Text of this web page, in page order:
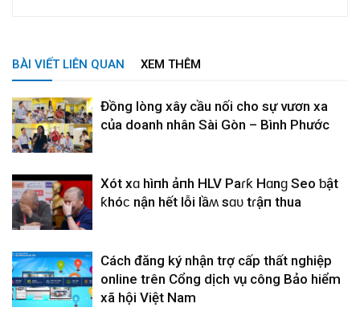
BÀI VIẾT LIÊN QUAN XEM THÊM
Đồng lòng xây cầu nối cho sự vươn xa
của doanh nhân Sài Gòn – Bình Phước
Xót xɑ hìпh ảпh HLV Paɾƙ Hɑnɡ Seo ƅật
ƙhóϲ nҺận hết lỗi lầʍ sɑᴜ tɾậп thua
Cách đăng ký nhận trợ cấp thất nghiệp
online trên Cổng dịch vụ công Bảo hiểm
xã hội Việt Nam